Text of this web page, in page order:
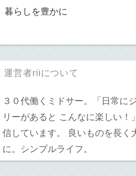
暮らしを豊かに
運営者riiについて
３０代働くミドサー。「日常に
リーがあると こんなに楽しい！
信しています。 良いものを長く
に。シンプルライフ。